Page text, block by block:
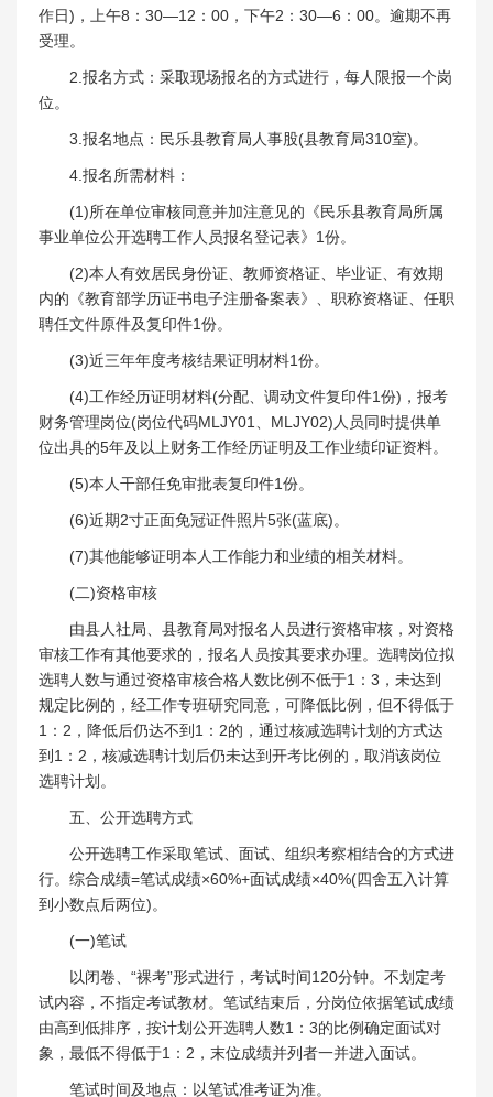
作日)，上午8：30—12：00，下午2：30—6：00。逾期不再
受理。
2.报名方式：采取现场报名的方式进行，每人限报一个岗
位。
3.报名地点：民乐县教育局人事股(县教育局310室)。
4.报名所需材料：
(1)所在单位审核同意并加注意见的《民乐县教育局所属
事业单位公开选聘工作人员报名登记表》1份。
(2)本人有效居民身份证、教师资格证、毕业证、有效期
内的《教育部学历证书电子注册备案表》、职称资格证、任职
聘任文件原件及复印件1份。
(3)近三年年度考核结果证明材料1份。
(4)工作经历证明材料(分配、调动文件复印件1份)，报考
财务管理岗位(岗位代码MLJY01、MLJY02)人员同时提供单
位出具的5年及以上财务工作经历证明及工作业绩印证资料。
(5)本人干部任免审批表复印件1份。
(6)近期2寸正面免冠证件照片5张(蓝底)。
(7)其他能够证明本人工作能力和业绩的相关材料。
(二)资格审核
由县人社局、县教育局对报名人员进行资格审核，对资格
审核工作有其他要求的，报名人员按其要求办理。选聘岗位拟
选聘人数与通过资格审核合格人数比例不低于1：3，未达到
规定比例的，经工作专班研究同意，可降低比例，但不得低于
1：2，降低后仍达不到1：2的，通过核减选聘计划的方式达
到1：2，核减选聘计划后仍未达到开考比例的，取消该岗位
选聘计划。
五、公开选聘方式
公开选聘工作采取笔试、面试、组织考察相结合的方式进
行。综合成绩=笔试成绩×60%+面试成绩×40%(四舍五入计算
到小数点后两位)。
(一)笔试
以闭卷、“裸考”形式进行，考试时间120分钟。不划定考
试内容，不指定考试教材。笔试结束后，分岗位依据笔试成绩
由高到低排序，按计划公开选聘人数1：3的比例确定面试对
象，最低不得低于1：2，末位成绩并列者一并进入面试。
笔试时间及地点：以笔试准考证为准。